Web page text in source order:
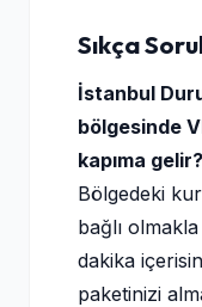
Sıkça
İstanbul
bölgesinde
kapıma gelir?
Bölgedeki
bağlı
dakika
paketinizi